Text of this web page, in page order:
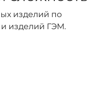
изделий по
изделий ГЭМ.